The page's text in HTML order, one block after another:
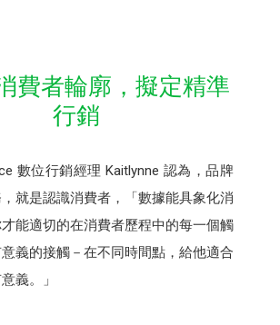
費者輪廓，擬定精準
行銷
數位行銷經理 Kaitlynne 認為，品牌
就是認識消費者，「數據能具象化消
能適切的在消費者歷程中的每一個觸
義的接觸－在不同時間點，給他適合
義。」